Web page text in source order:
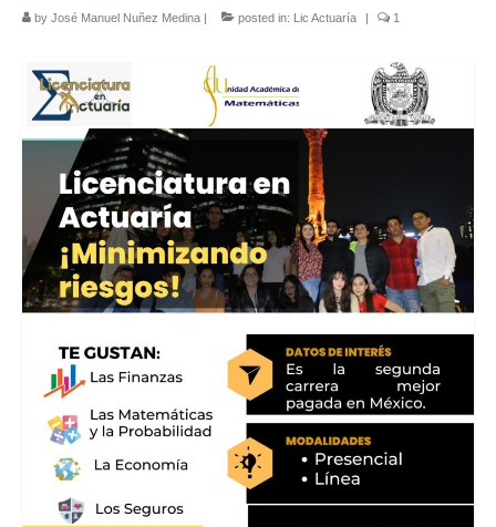
by José Manuel Nuñez Medina | posted in: Lic Actuaría | 1